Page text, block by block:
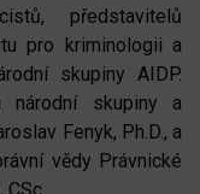
představitelů
pro kriminologii a
skupiny AIDP.
národní skupiny a
Fenyk, Ph.D., a
vědy Právnické